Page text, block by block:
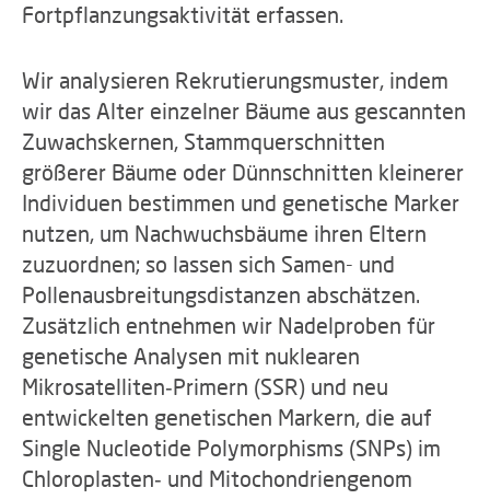
Fortpflanzungsaktivität erfassen.
Wir analysieren Rekrutierungsmuster, indem
wir das Alter einzelner Bäume aus gescannten
Zuwachskernen, Stammquerschnitten
größerer Bäume oder Dünnschnitten kleinerer
Individuen bestimmen und genetische Marker
nutzen, um Nachwuchsbäume ihren Eltern
zuzuordnen; so lassen sich Samen- und
Pollenausbreitungsdistanzen abschätzen.
Zusätzlich entnehmen wir Nadelproben für
genetische Analysen mit nuklearen
Mikrosatelliten‑Primern (SSR) und neu
entwickelten genetischen Markern, die auf
Single Nucleotide Polymorphisms (SNPs) im
Chloroplasten‑ und Mitochondriengenom